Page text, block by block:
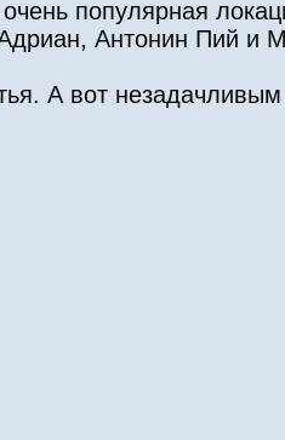
популярная
Антонин Пий и
А вот